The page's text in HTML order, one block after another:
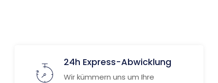
24h Express-Abwicklung
Wir kümmern uns um Ihre